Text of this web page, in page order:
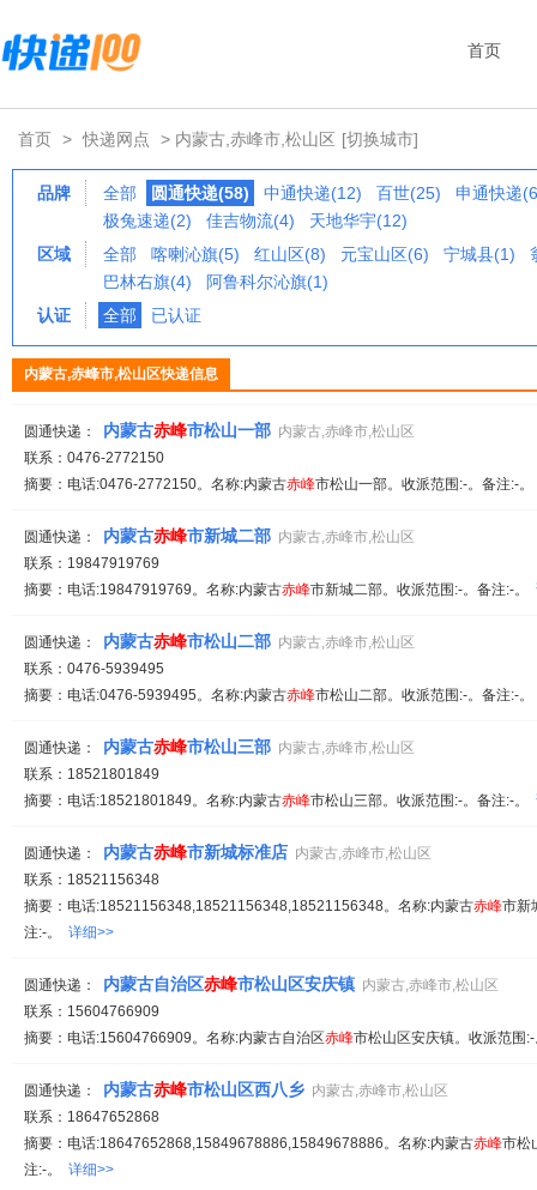
首页
首页 > 快递网点 > 内蒙古,赤峰市,松山区 [切换城市]
品牌 全部 圆通快递(58) 中通快递(12) 百世(25)
申通快递
极兔速递(2)
佳吉物流(4)
天地华宇(12)
区域
全部 喀喇沁旗(5) 红山区(8) 元宝山区(6) 宁城县(1)
巴林右旗(4)
阿鲁科尔沁旗(1)
认证
全部 已认证
内蒙古,赤峰市,松山区快递信息
圆通快递： 内蒙古赤峰市松山一部 内蒙古,赤峰市,松山区
联系：0476-2772150
摘要：电话:0476-2772150。名称:内蒙古赤峰市松山一部。收派范围:-。备注:-
圆通快递： 内蒙古赤峰市新城二部 内蒙古,赤峰市,松山区
联系：19847919769
摘要：电话:19847919769。名称:内蒙古赤峰市新城二部。收派范围:-。备注:-。
圆通快递： 内蒙古赤峰市松山二部 内蒙古,赤峰市,松山区
联系：0476-5939495
摘要：电话:0476-5939495。名称:内蒙古赤峰市松山二部。收派范围:-。备注:-
圆通快递： 内蒙古赤峰市松山三部 内蒙古,赤峰市,松山区
联系：18521801849
摘要：电话:18521801849。名称:内蒙古赤峰市松山三部。收派范围:-。备注:-。
圆通快递： 内蒙古赤峰市新城标准店 内蒙古,赤峰市,松山区
联系：18521156348
摘要：电话:18521156348,18521156348,18521156348。名称:内蒙古赤峰市新
注:-。 详细>>
圆通快递： 内蒙古自治区赤峰市松山区安庆镇 内蒙古,赤峰市,松山区
联系：15604766909
摘要：电话:15604766909。名称:内蒙古自治区赤峰市松山区安庆镇。收派范围
圆通快递： 内蒙古赤峰市松山区西八乡 内蒙古,赤峰市,松山区
联系：18647652868
摘要：电话:18647652868,15849678886,15849678886。名称:内蒙古赤峰市松
注:-。 详细>>